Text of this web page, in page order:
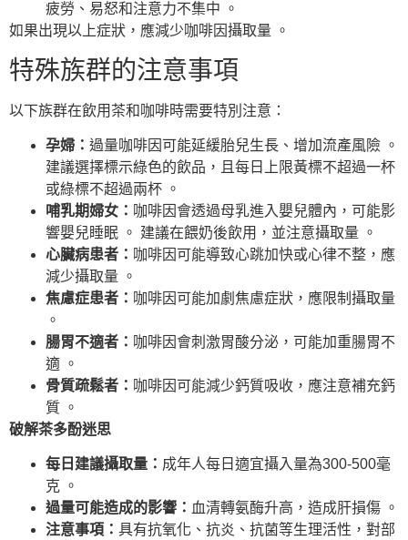
疲勞、易怒和注意力不集中 。
如果出現以上症狀，應減少咖啡因攝取量 。
特殊族群的注意事項
以下族群在飲用茶和咖啡時需要特別注意：
孕婦： 過量咖啡因可能延緩胎兒生長、增加流產風險 。
建議選擇標示綠色的飲品，且每日上限黃標不超過一杯
或綠標不超過兩杯 。
哺乳期婦女： 咖啡因會透過母乳進入嬰兒體內，可能影
響嬰兒睡眠 。 建議在餵奶後飲用，並注意攝取量 。
心臟病患者： 咖啡因可能導致心跳加快或心律不整，應
減少攝取量 。
焦慮症患者： 咖啡因可能加劇焦慮症狀，應限制攝取量
。
腸胃不適者： 咖啡因會刺激胃酸分泌，可能加重腸胃不
適 。
骨質疏鬆者： 咖啡因可能減少鈣質吸收，應注意補充鈣
質 。
破解茶多酚迷思
每日建議攝取量： 成年人每日適宜攝入量為300-500毫
克 。
過量可能造成的影響： 血清轉氨酶升高，造成肝損傷 。
注意事項： 具有抗氧化、抗炎、抗菌等生理活性，對部